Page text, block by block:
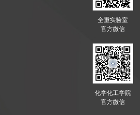
全重实验室
官方微信
化学化工学院
官方微信